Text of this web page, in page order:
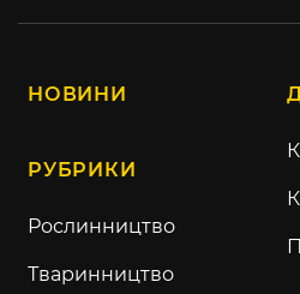
НОВИНИ
РУБРИКИ
Рослинництво
Тваринництво